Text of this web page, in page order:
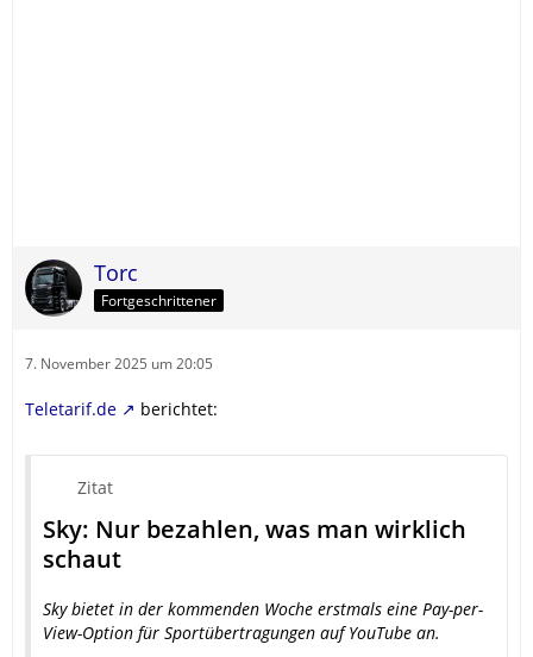
Torc
Fortgeschrittener
7. November 2025 um 20:05
Teletarif.de berichtet:
Zitat
Sky: Nur bezahlen, was man wirklich
schaut
Sky bietet in der kommenden Woche erstmals eine Pay-per-
View-Option für Sport­über­tragungen auf YouTube an.